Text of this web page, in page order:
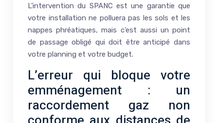
L’intervention du SPANC est une garantie que
votre installation ne polluera pas les sols et les
nappes phréatiques, mais c’est aussi un point
de passage obligé qui doit être anticipé dans
votre planning et votre budget.
L’erreur qui bloque votre
emménagement : un
raccordement gaz non